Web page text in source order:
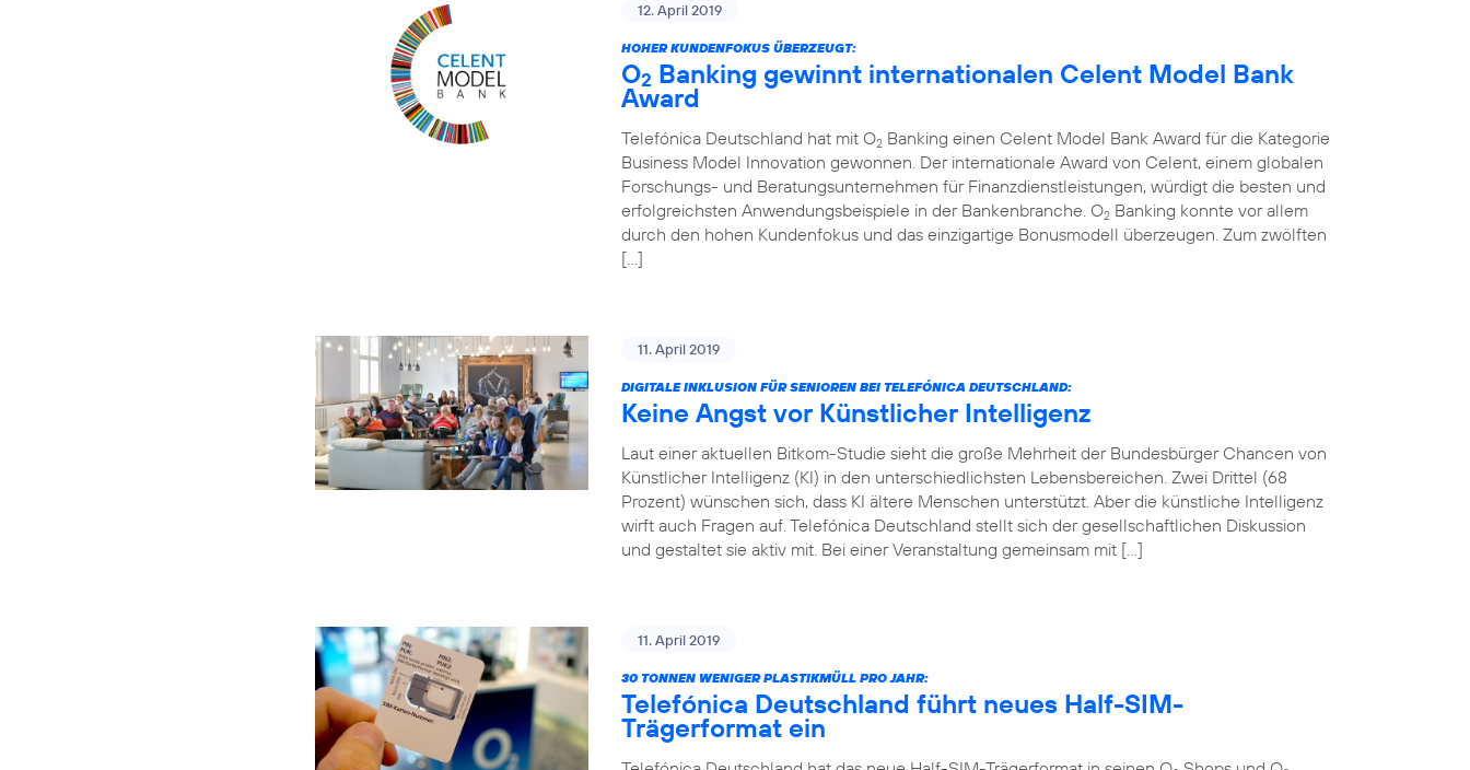
12. April 2019
HOHER KUNDENFOKUS ÜBERZEUGT:
O2 Banking gewinnt internationalen Celent Model Bank
Award
Telefónica Deutschland hat mit O2 Banking einen Celent Model Bank Award für die Kategorie
Business Model Innovation gewonnen. Der internationale Award von Celent, einem globalen
Forschungs- und Beratungsunternehmen für Finanzdienstleistungen, würdigt die besten und
erfolgreichsten Anwendungsbeispiele in der Bankenbranche. O2 Banking konnte vor allem
durch den hohen Kundenfokus und das einzigartige Bonusmodell überzeugen. Zum zwölften
[…]
11. April 2019
DIGITALE INKLUSION FÜR SENIOREN BEI TELEFÓNICA DEUTSCHLAND:
Keine Angst vor Künstlicher Intelligenz
Laut einer aktuellen Bitkom-Studie sieht die große Mehrheit der Bundesbürger Chancen von
Künstlicher Intelligenz (KI) in den unterschiedlichsten Lebensbereichen. Zwei Drittel (68
Prozent) wünschen sich, dass KI ältere Menschen unterstützt. Aber die künstliche Intelligenz
wirft auch Fragen auf. Telefónica Deutschland stellt sich der gesellschaftlichen Diskussion
und gestaltet sie aktiv mit. Bei einer Veranstaltung gemeinsam mit […]
11. April 2019
30 TONNEN WENIGER PLASTIKMÜLL PRO JAHR:
Telefónica Deutschland führt neues Half-SIM-
Trägerformat ein